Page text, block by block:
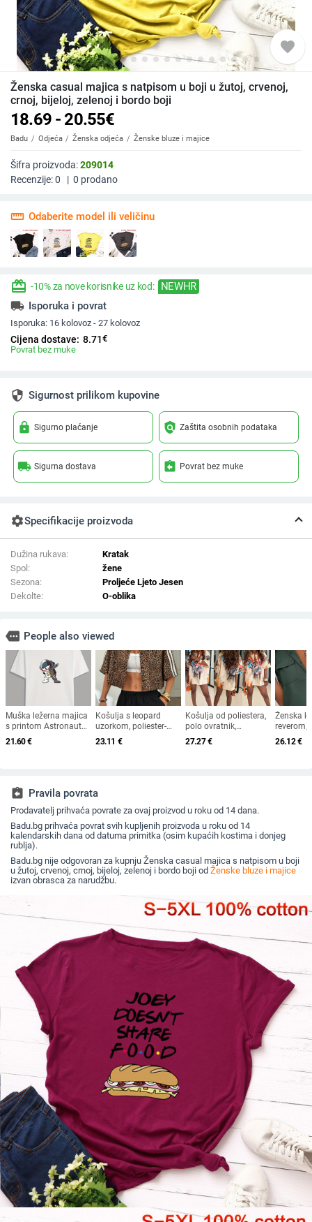
favorite
Ženska casual majica s natpisom u boji u žutoj, crvenoj,
crnoj, bijeloj, zelenoj i bordo boji
18.69 - 20.55€
Badu Odjeća Ženska odjeća Ženske bluze i majice
Šifra proizvoda:209014
Recenzije:0 | 0 prodano
straighten Odaberite model ili veličinu
redeem -10% za nove korisnike uz kod: NEWHR
local_shipping Isporuka i povrat
Isporuka: 16 kolovoz - 27 kolovoz
Cijena dostave: 8.71€
Povrat bez muke
security Sigurnost prilikom kupovine
lock Sigurno plaćanje policy Zaštita osobnih podataka
local_shipping Sigurna dostava assignment_return Povrat bez muke
settingsSpecifikacije proizvoda
Dužina rukava:
Kratak
Spol:
žene
Sezona:
Proljeće Ljeto Jesen
Dekolte:
O-oblika
more People also viewed
Muška ležerna majica
s printom Astronauta
u pobjedničkoj pozi
21.60€
Košulja s leopard
uzorkom, poliester-
elastan smjesa, kratki
rukavi, turn-down
23.11 €
Košulja od poliestera,
polo ovratnik,
prugasto karirani
uzorak, dugi rukav,
27.27€
Ženska
reverom,
srednja
26.12€
assignment_return Pravila povrata
Prodavatelj prihvaća povrate za ovaj proizvod u roku od 14 dana.
Badu.bg prihvaća povrat svih kupljenih proizvoda u roku od 14
kalendarskih dana od datuma primitka (osim kupaćih kostima i donjeg
rublja).
Badu.bg nije odgovoran za kupnju Ženska casual majica s natpisom u boji
u žutoj, crvenoj, crnoj, bijeloj, zelenoj i bordo boji od Ženske bluze i majice
izvan obrasca za narudžbu.